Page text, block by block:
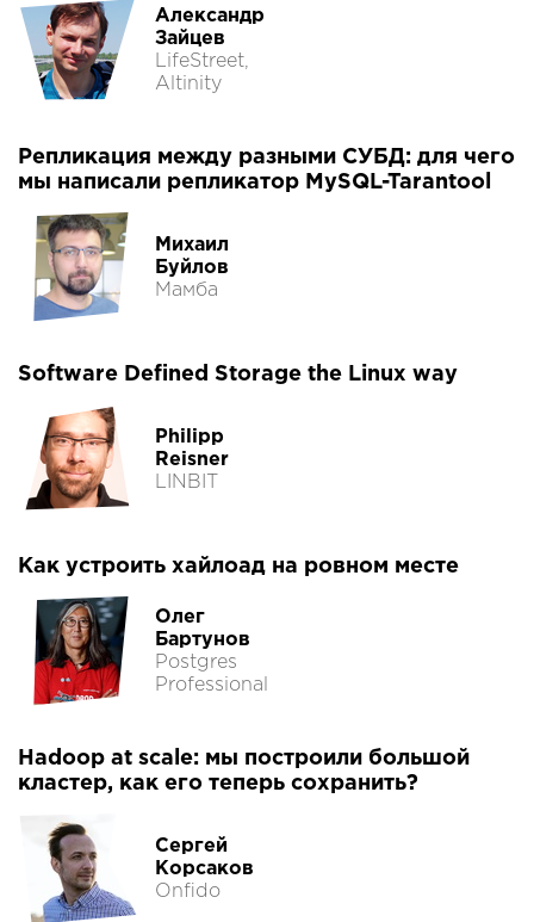
Александр
Зайцев
LifeStreet,
Altinity
Репликация между разными СУБД: для чего
мы написали репликатор MySQL-Tarantool
Михаил
Буйлов
Мамба
Software Defined Storage the Linux way
Philipp
Reisner
LINBIT
Как устроить хайлоад на ровном месте
Олег
Бартунов
Postgres
Professional
Hadoop at scale: мы построили большой
кластер, как его теперь сохранить?
Сергей
Корсаков
Onfido